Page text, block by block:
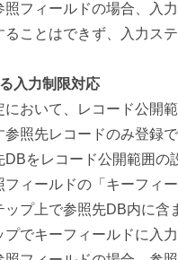
フィールドの場合、入
ことはできず、入力ス
入力制限対応
おいて、レコード公開
照先レコードのみ登録
をレコード公開範囲の
ィールドの「キーフィ
プ上で参照先DB内に
でキーフィールドに入